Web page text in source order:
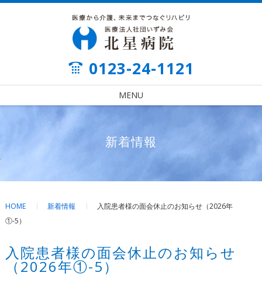
0123-24-1121
MENU
新着情報
HOME 新着情報
入院患者様の面会休止のお知らせ（2026年
①-5）
入院患者様の面会休止のお知らせ
（2026年①-5）